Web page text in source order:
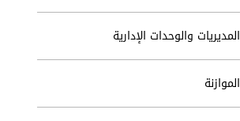
المديريات والوحدات الإدارية
الموازنة